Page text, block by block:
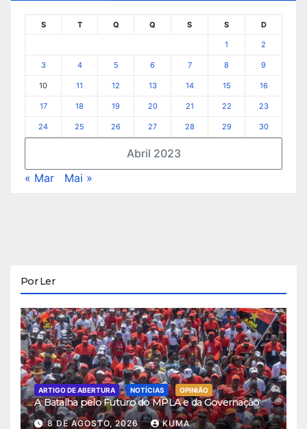
Abril 2023
S T Q Q S S D
1 2
3 4 5 6 7 8 9
10 11 12 13 14 15 16
17 18 19 20 21 22 23
24 25 26 27 28 29 30
« Mar Mai »
Por Ler
ARTIGO DE ABERTURA NOTÍCIAS OPINIÃO
A Batalha pelo Futuro do MPLA e da Governação
8 DE AGOSTO, 2026 KUMA